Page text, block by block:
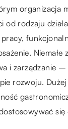
organizacja
od rodzaju
Niemałe
i zarządzanie –
rozwoju.